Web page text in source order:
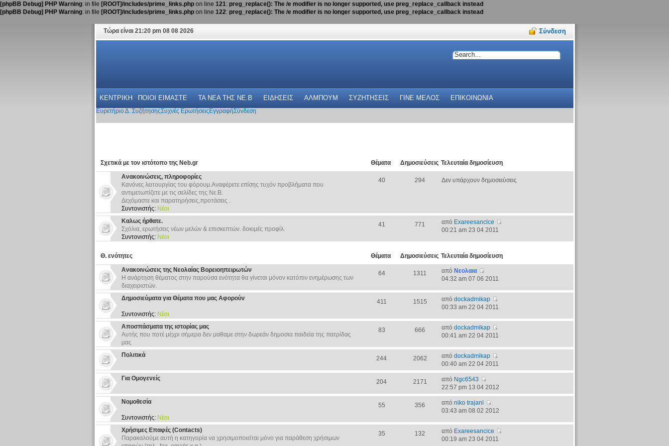
[phpBB Debug] PHP Warning: in file [ROOT]/includes/prime_links.php on line 121: preg_replace(): The /e modifier is no longer supported, use preg_replace_callback instead
[phpBB Debug] PHP Warning: in file [ROOT]/includes/prime_links.php on line 122: preg_replace(): The /e modifier is no longer supported, use preg_replace_callback instead
Τώρα είναι 21:20 pm 08 08 2026 Σύνδεση
ΚΕΝΤΡΙΚΗ ΠΟΙΟΙ ΕΙΜΑΣΤΕ ΤΑ ΝΕΑ THΣ NE.B ΕΙΔΗΣΕΙΣ ΑΛΜΠΟΥΜ ΣΥΖΗΤΗΣΕΙΣ ΓΙΝΕ ΜΕΛΟΣ ΕΠΙΚΟΙΝΩΝΙΑ
Ευρετήριο Δ. ΣυζήτησηςΣυχνές Ερωτήσεις ΕγγραφήΣύνδεση
Σχετικά με τον ιστότοπο της Neb.gr Θέματα Δημοσιεύσεις Τελευταία δημοσίευση
Ανακοινώσεις, πληροφορίες
Κανόνες λειτουργίας του φόρουμ.Αναφέρετε επίσης τυχόν προβλήματα που
αντιμετωπίζετε με τις σελίδες της Νε.Β.
Δεχόμαστε και παρατηρήσεις,προτάσεις .
Συντονιστής: Νέοι
40 294 Δεν υπάρχουν δημοσιεύσεις
Καλως ήρθατε.
Σχόλια, ερωτήσεις νέων μελών & επισκεπτών. δοκιμές προφίλ.
Συντονιστής: Νέοι
41 771 από Exareesancice
00:21 am 23 04 2011
Θ. ενότητες Θέματα Δημοσιεύσεις Τελευταία δημοσίευση
Ανακοινώσεις της Νεολαίας Βορειοηπειρωτών
Η ανάρτηση θέματος στην παρούσα ενότητα θα γίνεται μόνον κατόπιν ενημέρωσης των
διαχειριστών.
64 1311 από Νεολαια
04:32 am 07 06 2011
Δημοσιεύματα για Θέματα που μας Αφορούν
Συντονιστής: Νέοι
411 1515 απόdockadmikap
00:33 am 22 04 2011
Αποσπάσματα της ιστορίας μας
Αυτής που ποτέ μέχρι σήμερα δεν μαθαμε στην δωρεάν δημοσια παιδεία της πατρίδας
μας
83 666 απόdockadmikap
00:41 am 22 04 2011
Πολιτικά 244 2062 απόdockadmikap
00:40 am 22 04 2011
Για Ομογενείς 204 2171 από Ngc6543
22:57 pm 13 04 2012
Νομοθεσία
Συντονιστής: Νέοι
55 356 απόniko trajani
03:43 am 08 02 2012
Χρήσιμες Επαφές (Contacts)
Παρακαλούμε αυτή η κατηγορία να χρησιμοποιείται μόνο για παράθεση χρήσιμων
35 132 από Exareesancice
00:19 am 23 04 2011